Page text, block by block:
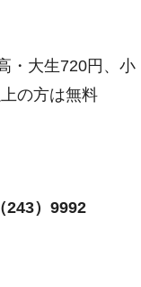
・大生720円、小
の方は無料
243）9992